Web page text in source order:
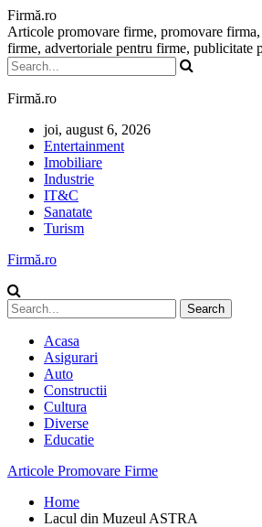
Firmă.ro
Articole promovare firme, promovare firma,
firme, advertoriale pentru firme, publicitate
Firmă.ro
joi, august 6, 2026
Entertainment
Imobiliare
Industrie
IT&C
Sanatate
Turism
Firmă.ro
Acasa
Asigurari
Auto
Constructii
Cultura
Diverse
Educatie
Articole Promovare Firme
Home
Lacul din Muzeul ASTRA